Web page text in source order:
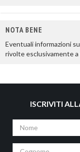
NOTA BENE
Eventuali informazioni
rivolte esclusivamente
ISCRIVITI
Nome
Cognome